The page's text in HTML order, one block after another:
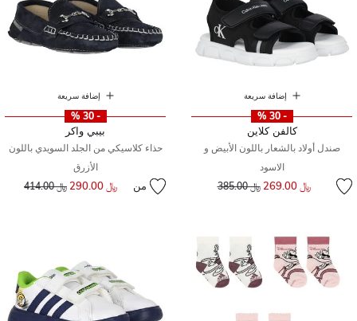
إضافة سريعة
- 30 %
كالفن كلاين
صندل أولاد بالشعار باللون الأبيض و
الاسود
﷼ 269.00 سعر مخفض من﷼ 385.00
إضافة سريعة
- 30 %
بيبي واكر
حذاء كلاسيكي من الجلد السويدي باللون
الأزرق
من ﷼ 290.00 سعر مخفض من
﷼ 414.00 إلى